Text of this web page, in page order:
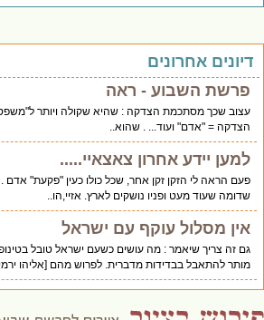
אחרונים
פרשת השבוע - ראה
עצוב שכך מסתכמת הצדקה : שהיא שקולה ויותר
הצדקה = "אדם" ועוד... . שהוא..
למען יידע אחרון צאצאיי.....
פעם הראה לי הזקן זקן אחר, שכל כולו כעין "פקעת" אדם .
שדומה שעוד מעט ופניו נושקים לארץ. אזיי,הו..
אין מסלול עוקף עם ישראל
גם זה צריך שיאמר : מה עושים כשעם ישראל טובל בטינופת
מותר להתאבל בבדידות מדברית. לפרוש מהם [אליהו ירמיה